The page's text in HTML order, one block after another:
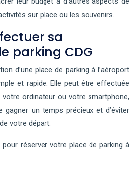
sur place ou les souvenirs.
sa
parking CDG
d’une place de parking à l’aéroport
et rapide. Elle peut être effectuée
ordinateur ou votre smartphone,
gagner un temps précieux et d’éviter
votre départ.
réserver votre place de parking à